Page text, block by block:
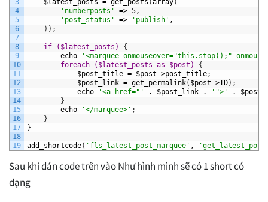
3
4
5
6
7
8
9
10
11
12
13
14
15
16
17
18
19
$latest_posts = get_posts (array(
'numberposts'
=> 5,
'post_status'
=> 'publish' ,
) ) ;
if ($latest_posts) {
echo
'<marquee onmouseover="this.stop();"
foreach ($latest_posts as $post) {
$post_title = $post->post_title;
$post_link = get_permalink( $post->ID) ;
echo
'<a href="' . $post_link . '">' .
}
echo
'</marquee>' ;
}
}
add_shortcode( 'fls_latest_post_marquee' ,
Sau khi dán code trên vào Như hình mình sẽ có 1 short có
dạng